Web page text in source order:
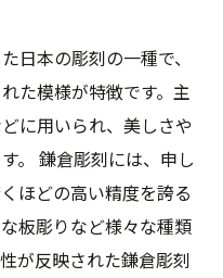
日本の彫刻の一種で、
た模様が特徴です。主
に用いられ、美しさや
。 鎌倉彫刻には、申し
ほどの高い精度を誇る
板彫りなど様々な種類
が反映された鎌倉彫刻